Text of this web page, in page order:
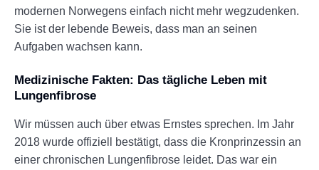
modernen Norwegens einfach nicht mehr wegzudenken.
Sie ist der lebende Beweis, dass man an seinen
Aufgaben wachsen kann.
Medizinische Fakten: Das tägliche Leben mit
Lungenfibrose
Wir müssen auch über etwas Ernstes sprechen. Im Jahr
2018 wurde offiziell bestätigt, dass die Kronprinzessin an
einer chronischen Lungenfibrose leidet. Das war ein